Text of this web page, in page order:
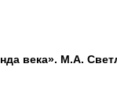
века». М.А.